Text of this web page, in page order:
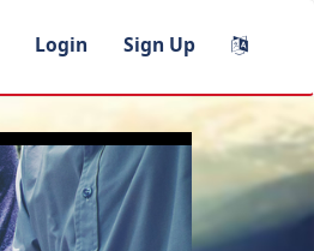
Login Sign Up